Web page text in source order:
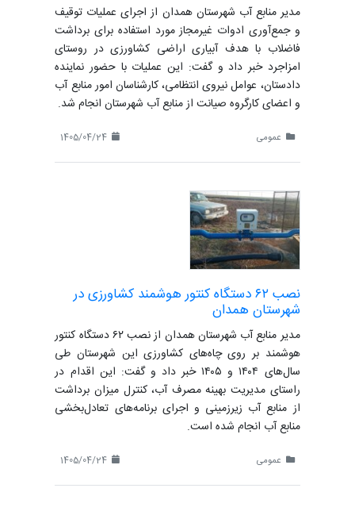
مدیر منابع آب شهرستان همدان از اجرای عملیات توقیف
و جمع‌آوری ادوات غیرمجاز مورد استفاده برای برداشت
فاضلاب با هدف آبیاری اراضی کشاورزی در روستای
امزاجرد خبر داد و گفت: این عملیات با حضور نماینده
دادستان، عوامل نیروی انتظامی، کارشناسان امور منابع آب
و اعضای کارگروه صیانت از منابع آب شهرستان انجام شد.
عمومی
نصب ۶۲ دستگاه کنتور هوشمند کشاورزی در
شهرستان همدان
مدیر منابع آب شهرستان همدان از نصب ۶۲ دستگاه کنتور
هوشمند بر روی چاه‌های کشاورزی این شهرستان طی
سال‌های ۱۴۰۴ و ۱۴۰۵ خبر داد و گفت: این اقدام در
راستای مدیریت بهینه مصرف آب، کنترل میزان برداشت
از منابع آب زیرزمینی و اجرای برنامه‌های تعادل‌بخشی
منابع آب انجام شده است.
عمومی